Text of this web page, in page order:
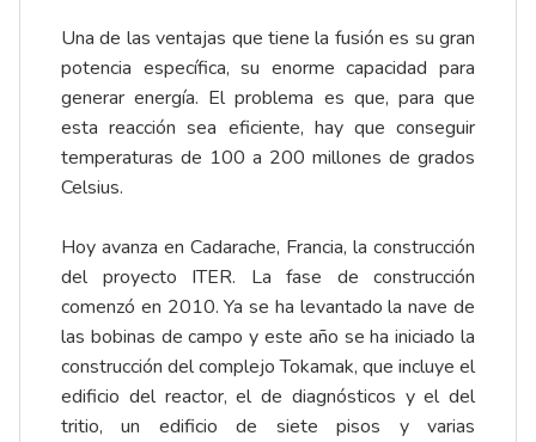
Una de las ventajas que tiene la fusión es su gran
potencia específica, su enorme capacidad para
generar energía. El problema es que, para que
esta reacción sea eficiente, hay que conseguir
temperaturas de 100 a 200 millones de grados
Celsius.
Hoy avanza en Cadarache, Francia, la construcción
del proyecto ITER. La fase de construcción
comenzó en 2010. Ya se ha levantado la nave de
las bobinas de campo y este año se ha iniciado la
construcción del complejo Tokamak, que incluye el
edificio del reactor, el de diagnósticos y el del
tritio, un edificio de siete pisos y varias